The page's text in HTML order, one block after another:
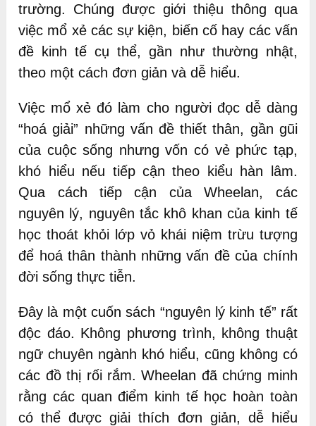
trường. Chúng được giới thiệu thông qua
việc mổ xẻ các sự kiện, biến cố hay các vấn
đề kinh tế cụ thể, gần như thường nhật,
theo một cách đơn giản và dễ hiểu.
Việc mổ xẻ đó làm cho người đọc dễ dàng
“hoá giải” những vấn đề thiết thân, gần gũi
của cuộc sống nhưng vốn có vẻ phức tạp,
khó hiểu nếu tiếp cận theo kiểu hàn lâm.
Qua cách tiếp cận của Wheelan, các
nguyên lý, nguyên tắc khô khan của kinh tế
học thoát khỏi lớp vỏ khái niệm trừu tượng
để hoá thân thành những vấn đề của chính
đời sống thực tiễn.
Đây là một cuốn sách “nguyên lý kinh tế” rất
độc đáo. Không phương trình, không thuật
ngữ chuyên ngành khó hiểu, cũng không có
các đồ thị rối rắm. Wheelan đã chứng minh
rằng các quan điểm kinh tế học hoàn toàn
có thể được giải thích đơn giản, dễ hiểu